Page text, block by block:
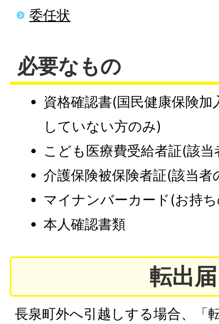
委任状
必要なもの
資格確認書(国民健康保険
していない方のみ)
こども医療費受給者証(該
介護保険被保険者証(該当者
マイナンバーカード(お持
本人確認書類
転出届
長泉町外へ引越しする場合、「